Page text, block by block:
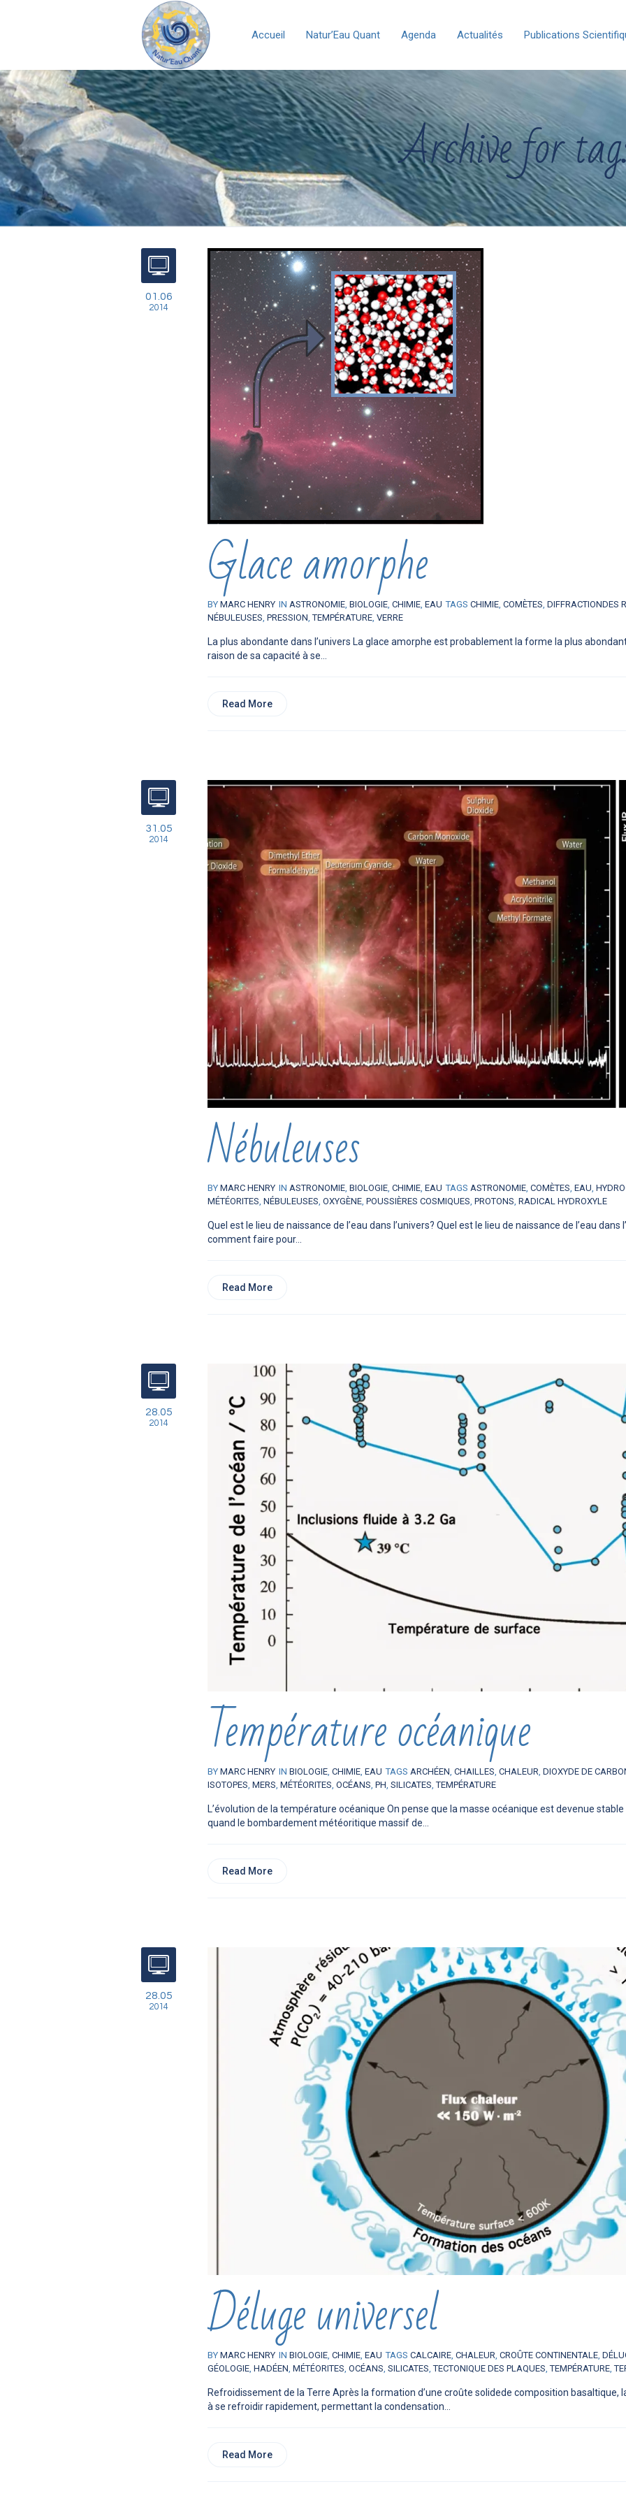
Accueil Natur’Eau Quant Agenda Actualités Publications
Archive for
01.06
2014
Glace amorphe
BY MARC HENRY IN ASTRONOMIE, BIOLOGIE, CHIMIE, EAU TAGS CHIMIE, COMÈTES, DIFFRACTIONDES
NÉBULEUSES, PRESSION,TEMPÉRATURE, VERRE
La plus abondante dans l’univers La glace amorphe est probablement la forme la plus
raison de sa capacité à se...
Read More
31.05
2014
Nébuleuses
BY MARC HENRY IN ASTRONOMIE, BIOLOGIE, CHIMIE, EAU TAGS ASTRONOMIE, COMÈTES, EAU,
MÉTÉORITES, NÉBULEUSES, OXYGÈNE, POUSSIÈRES COSMIQUES, PROTONS, RADICAL HYDROXYLE
Quel est le lieu de naissance de l’eau dans l’univers? Quel est le lieu de naissance de l’eau
comment faire pour...
Read More
28.05
2014
Température océanique
BY MARC HENRY IN BIOLOGIE, CHIMIE, EAU TAGS ARCHÉEN, CHAILLES, CHALEUR, DIOXYDE DE
ISOTOPES, MERS, MÉTÉORITES, OCÉANS, PH, SILICATES,TEMPÉRATURE
L’évolution de la température océanique On pense que la masse océanique est devenue stable
quand le bombardement météoritique massif de...
Read More
28.05
2014
Déluge universel
BY MARC HENRY IN BIOLOGIE, CHIMIE, EAU TAGS CALCAIRE, CHALEUR, CROÛTE CONTINENTALE,
GÉOLOGIE, HADÉEN, MÉTÉORITES, OCÉANS, SILICATES,TECTONIQUE DES PLAQUES,TEMPÉRATURE,
Refroidissement de la Terre Après la formation d’une croûte solidede composition basaltique,
à se refroidir rapidement, permettant la condensation...
Read More